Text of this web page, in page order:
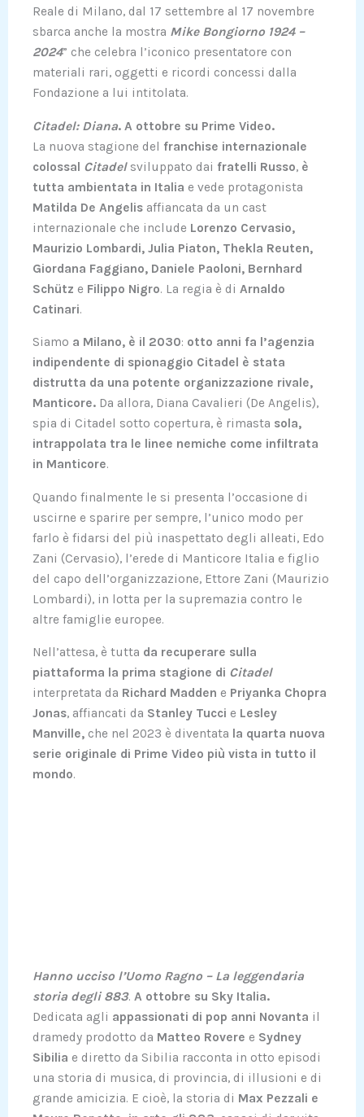
Reale di Milano, dal 17 settembre al 17 novembre
sbarca anche la mostra Mike Bongiorno 1924 –
2024” che celebra l’iconico presentatore con
materiali rari, oggetti e ricordi concessi dalla
Fondazione a lui intitolata.
Citadel: Diana. A ottobre su Prime Video.
La nuova stagione del franchise internazionale
colossal Citadelsviluppato dai fratelli Russo, è
tutta ambientata in Italia e vede protagonista
Matilda De Angelis affiancata da un cast
internazionale che include Lorenzo Cervasio,
Maurizio Lombardi, Julia Piaton, Thekla Reuten,
Giordana Faggiano, Daniele Paoloni, Bernhard
Schütz e Filippo Nigro. La regia è di Arnaldo
Catinari.
Siamo a Milano, è il 2030: otto anni fa l’agenzia
indipendente di spionaggio Citadel è stata
distrutta da una potente organizzazione rivale,
Manticore. Da allora, Diana Cavalieri (De Angelis),
spia di Citadel sotto copertura, è rimasta sola,
intrappolata tra le linee nemiche come infiltrata
in Manticore.
Quando finalmente le si presenta l’occasione di
uscirne e sparire per sempre, l’unico modo per
farlo è fidarsi del più inaspettato degli alleati, Edo
Zani (Cervasio), l’erede di Manticore Italia e figlio
del capo dell’organizzazione, Ettore Zani (Maurizio
Lombardi), in lotta per la supremazia contro le
altre famiglie europee.
Nell’attesa, è tutta da recuperare sulla
piattaforma la prima stagione di Citadel
interpretata da Richard Madden e Priyanka Chopra
Jonas, affiancati da Stanley Tucci e Lesley
Manville, che nel 2023 è diventata la quarta nuova
serie originale di Prime Video più vista in tutto il
mondo.
Hanno ucciso l’Uomo Ragno – La leggendaria
storia degli 883. A ottobre su Sky Italia.
Dedicata agli appassionati di pop anni Novanta il
dramedy prodotto da Matteo Rovere e Sydney
Sibilia e diretto da Sibilia racconta in otto episodi
una storia di musica, di provincia, di illusioni e di
grande amicizia. E cioè, la storia di Max Pezzali e